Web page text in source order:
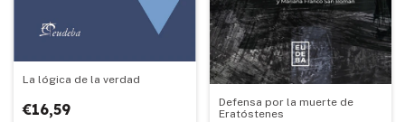
La lógica de la verdad
€16,59
Defensa por la muerte de
Eratóstenes